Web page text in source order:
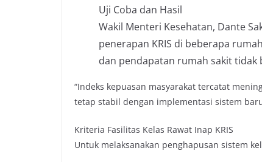
Uji Coba dan Hasil
Wakil Menteri Kesehatan, Dante
penerapan KRIS di beberapa
dan pendapatan rumah sakit tidak
“Indeks kepuasan masyarakat tercatat
tetap stabil dengan implementasi sistem
Kriteria Fasilitas Kelas Rawat Inap KRIS
Untuk melaksanakan penghapusan sistem